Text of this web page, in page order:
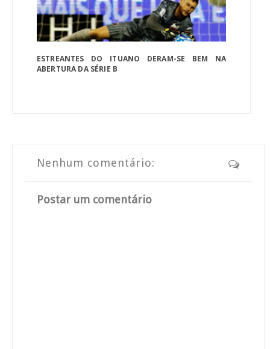
ESTREANTES DO ITUANO DERAM-SE BEM NA
ABERTURA DA SÉRIE B
Nenhum comentário:
Postar um comentário